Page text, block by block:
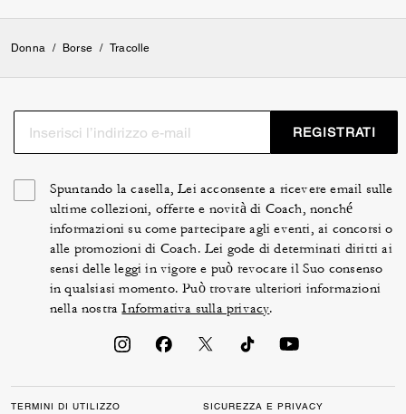
Donna / Borse / Tracolle
REGISTRATI
Spuntando la casella, Lei acconsente a ricevere email sulle
ultime collezioni, offerte e novità di Coach, nonché
informazioni su come partecipare agli eventi, ai concorsi o
alle promozioni di Coach. Lei gode di determinati diritti ai
sensi delle leggi in vigore e può revocare il Suo consenso
in qualsiasi momento. Può trovare ulteriori informazioni
nella nostraInformativa sulla privacy.
TERMINI DI UTILIZZO SICUREZZA E PRIVACY